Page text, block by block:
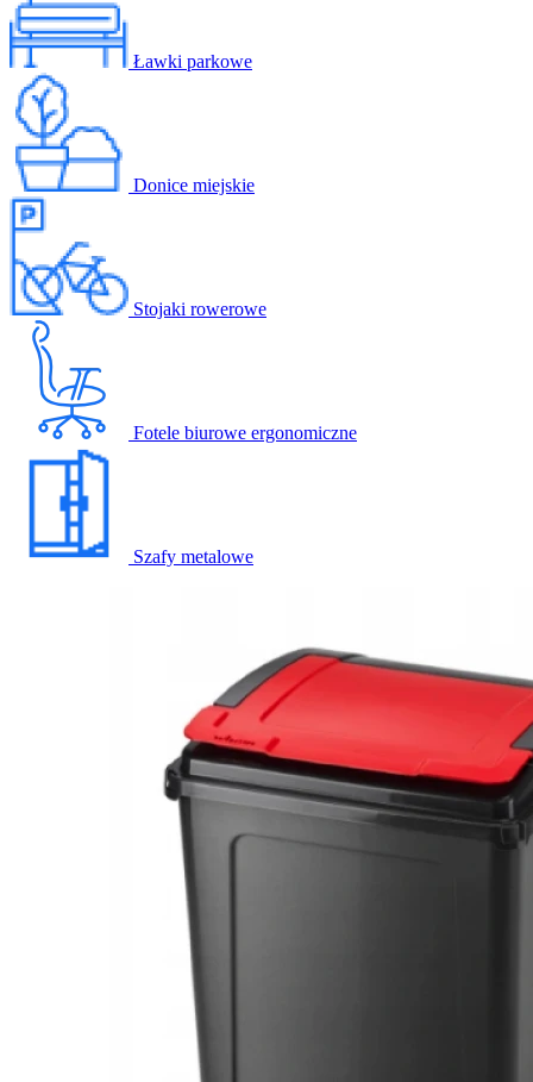
Ławki parkowe
Donice miejskie
Stojaki rowerowe
Fotele biurowe ergonomiczne
Szafy metalowe